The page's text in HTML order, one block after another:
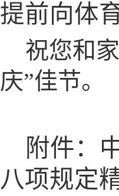
提前向体
祝您和
庆”佳节。
附件：
八项规定